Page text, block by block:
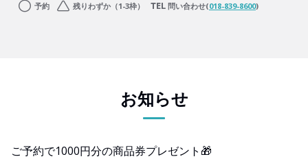
予約 残りわずか（1-3枠） 問い合わせ(018-839-8600)
お知らせ
ご予約で1000円分の商品券プレゼント🎁